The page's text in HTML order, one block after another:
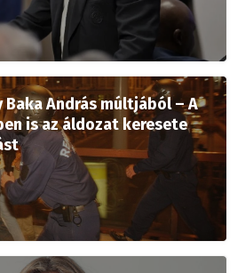
András múltjából – A
is az áldozat keresete